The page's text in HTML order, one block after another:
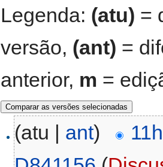
Legenda: (atu) =
versão, (ant) =
anterior, m =
(atu | ant)